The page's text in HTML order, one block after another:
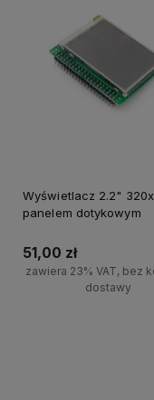
Wyświetlacz 2.2"
panelem dotykowym
51,00 zł
zawiera 23% VAT, bez
dostawy